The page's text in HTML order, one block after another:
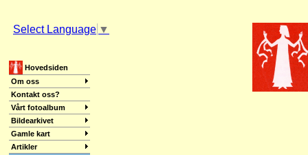
Hovedsiden
Om oss
Kontakt oss?
Vårt fotoalbum
Bildearkivet
Gamle kart
Artikler
Select Language ▼